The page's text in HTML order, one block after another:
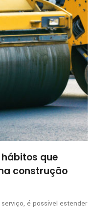
que
construção
é possível estender